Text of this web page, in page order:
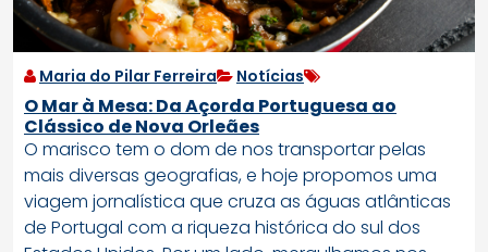
Maria do Pilar Ferreira Notícias
O Mar à Mesa: Da Açorda Portuguesa ao
Clássico de Nova Orleães
O marisco tem o dom de nos transportar pelas
mais diversas geografias, e hoje propomos uma
viagem jornalística que cruza as águas atlânticas
de Portugal com a riqueza histórica do sul dos